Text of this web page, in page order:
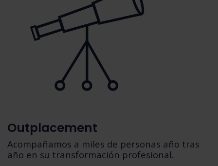
Outplacement
Acompañamos a miles de personas año tras
año en su transformación profesional.